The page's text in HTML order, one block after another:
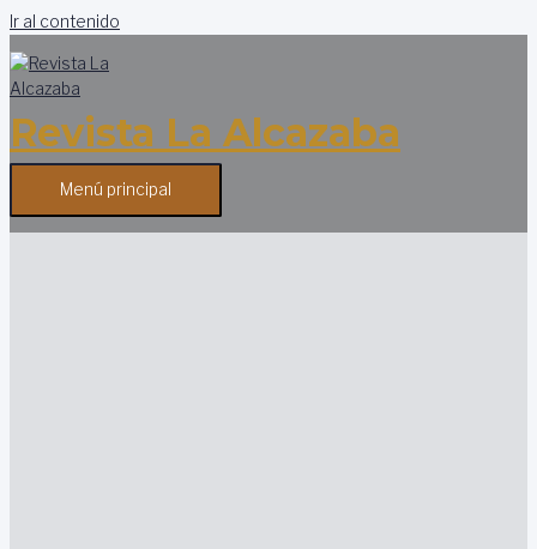
Ir al contenido
Revista La Alcazaba
Menú principal